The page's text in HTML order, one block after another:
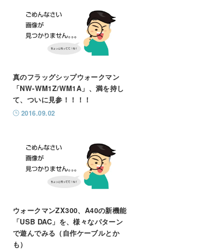
真のフラッグシップウォークマン
「NW-WM1Z/WM1A」、満を持し
て、ついに見参！！！！
2016.09.02
ウォークマンZX300、A40の新機能
「USB DAC」を、様々なパターン
で遊んでみる（自作ケーブルとか
も）